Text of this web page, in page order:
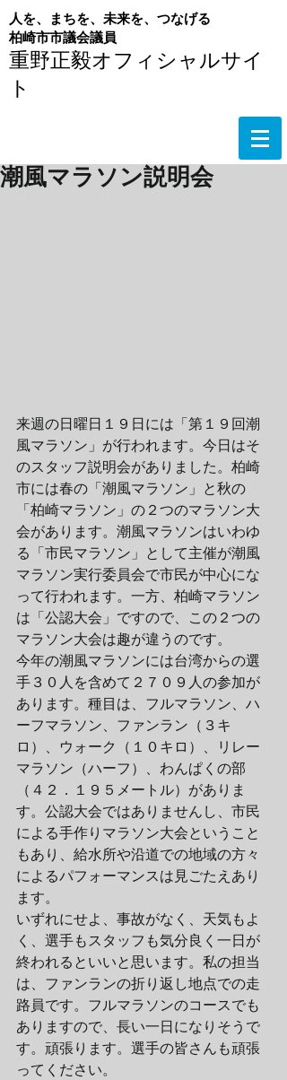
重野正毅オフィシャルサイ
ト
人を、まちを、未来を、つなげる
​柏崎市市議会議員
潮風マラソン説明会
来週の日曜日１９日には「第１９回潮
風マラソン」が行われます。今日はそ
のスタッフ説明会がありました。柏崎
市には春の「潮風マラソン」と秋の
「柏崎マラソン」の２つのマラソン大
会があります。潮風マラソンはいわゆ
る「市民マラソン」として主催が潮風
マラソン実行委員会で市民が中心にな
って行われます。一方、柏崎マラソン
は「公認大会」ですので、この２つの
マラソン大会は趣が違うのです。
今年の潮風マラソンには台湾からの選
手３０人を含めて２７０９人の参加が
あります。種目は、フルマラソン、ハ
ーフマラソン、ファンラン（３キ
ロ）、ウォーク（１０キロ）、リレー
マラソン（ハーフ）、わんぱくの部
（４２．１９５メートル）がありま
す。公認大会ではありませんし、市民
による手作りマラソン大会ということ
もあり、給水所や沿道での地域の方々
によるパフォーマンスは見ごたえあり
ます。
いずれにせよ、事故がなく、天気もよ
く、選手もスタッフも気分良く一日が
終われるといいと思います。私の担当
は、ファンランの折り返し地点での走
路員です。フルマラソンのコースでも
ありますので、長い一日になりそうで
す。頑張ります。選手の皆さんも頑張
ってください。